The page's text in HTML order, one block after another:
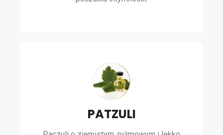
PATZULI